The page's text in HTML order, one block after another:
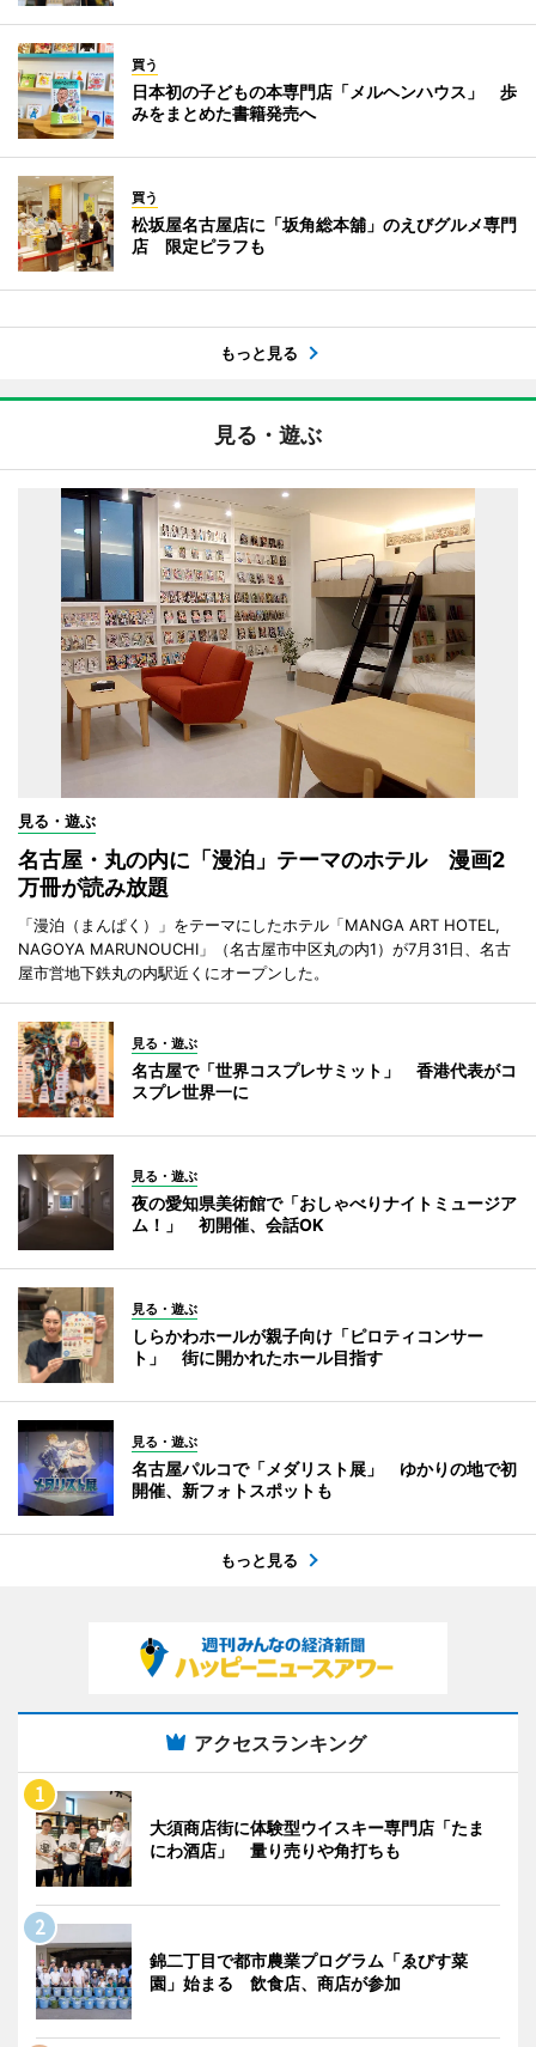
買う
日本初の子どもの本専門店「メルヘンハウス」 歩
みをまとめた書籍発売へ
買う
松坂屋名古屋店に「坂角総本舖」のえびグルメ専門
店 限定ピラフも
もっと見る
見る・遊ぶ
見る・遊ぶ
名古屋・丸の内に「漫泊」テーマのホテル 漫画2
万冊が読み放題
「漫泊（まんぱく）」をテーマにしたホテル「MANGA ART HOTEL,
NAGOYA MARUNOUCHI」（名古屋市中区丸の内1）が7月31日、名古
屋市営地下鉄丸の内駅近くにオープンした。
見る・遊ぶ
名古屋で「世界コスプレサミット」 香港代表がコ
スプレ世界一に
見る・遊ぶ
夜の愛知県美術館で「おしゃべりナイトミュージア
ム！」 初開催、会話OK
見る・遊ぶ
しらかわホールが親子向け「ピロティコンサー
ト」 街に開かれたホール目指す
見る・遊ぶ
名古屋パルコで「メダリスト展」 ゆかりの地で初
開催、新フォトスポットも
もっと見る
アクセスランキング
大須商店街に体験型ウイスキー専門店「たま
にわ酒店」 量り売りや角打ちも
錦二丁目で都市農業プログラム「ゑびす菜
園」始まる 飲食店、商店が参加